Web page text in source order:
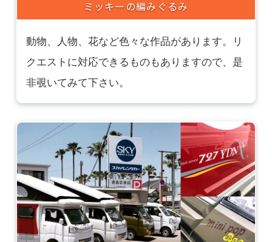
ミッキーの編みぐるみ
動物、人物、花など色々な作品があります。リ
クエストに対応できるものもありますので、是
非覗いてみて下さい。